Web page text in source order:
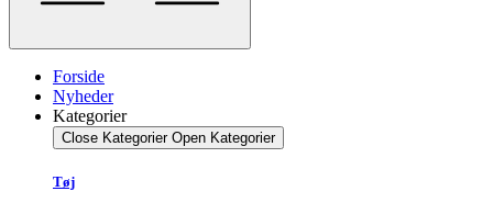
Forside
Nyheder
Kategorier
Close Kategorier Open Kategorier
Tøj